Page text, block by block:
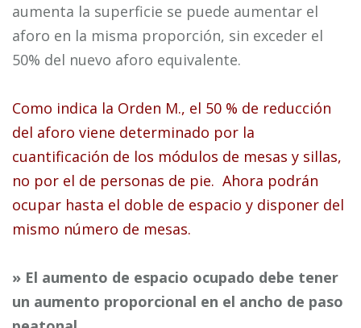
aumenta la superficie se puede aumentar el
aforo en la misma proporción, sin exceder el
50% del nuevo aforo equivalente.
Como indica la Orden M., el 50 % de reducción
del aforo viene determinado por la
cuantificación de los módulos de mesas y sillas,
no por el de personas de pie. Ahora podrán
ocupar hasta el doble de espacio y disponer del
mismo número de mesas.
» El aumento de espacio ocupado debe tener
un aumento proporcional en el ancho de paso